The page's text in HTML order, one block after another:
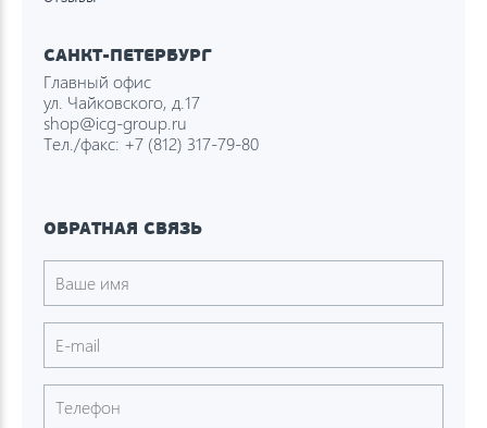
САНКТ-ПЕТЕРБУРГ
Главный офис
ул. Чайковского, д.17
shop@icg-group.ru
Тел./факс: +7 (812) 317-79-80
ОБРАТНАЯ СВЯЗЬ